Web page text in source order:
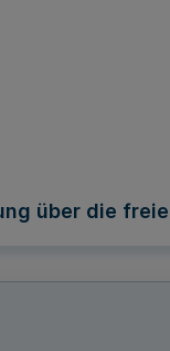
über die